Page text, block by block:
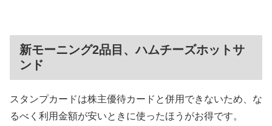
新モーニング2品目、ハムチーズホットサ
ンド
スタンプカードは株主優待カードと併用できないため、な
るべく利用金額が安いときに使ったほうがお得です。